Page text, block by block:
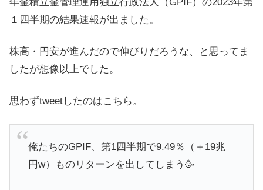
１四半期の結果速報が出ました。
株高・円安が進んだので伸びりだろうな、と思ってま
したが想像以上でした。
思わずtweetしたのはこちら。
俺たちのGPIF、第1四半期で9.49％（＋19兆
円w）ものリターンを出してしまう🥳